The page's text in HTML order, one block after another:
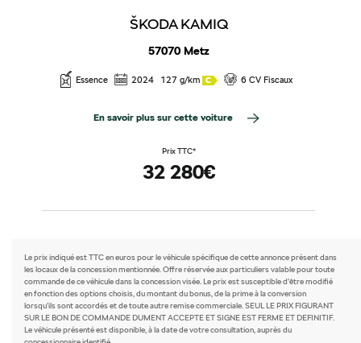
ŠKODA KAMIQ
57070 Metz
Essence 2024 127 g/km 6 CV Fiscaux
En savoir plus sur cette voiture
Prix TTC*
32 280€
Le prix indiqué est TTC en euros pour le véhicule spécifique de cette annonce présent dans
les locaux de la concession mentionnée. Offre réservée aux particuliers valable pour toute
commande de ce véhicule dans la concession visée. Le prix est susceptible d’être modifié
en fonction des options choisis, du montant du bonus, de la prime à la conversion
lorsqu’ils sont accordés et de toute autre remise commerciale. SEUL LE PRIX FIGURANT
SUR LE BON DE COMMANDE DUMENT ACCEPTE ET SIGNE EST FERME ET DEFINITIF.
Le véhicule présenté est disponible, à la date de votre consultation, auprès du